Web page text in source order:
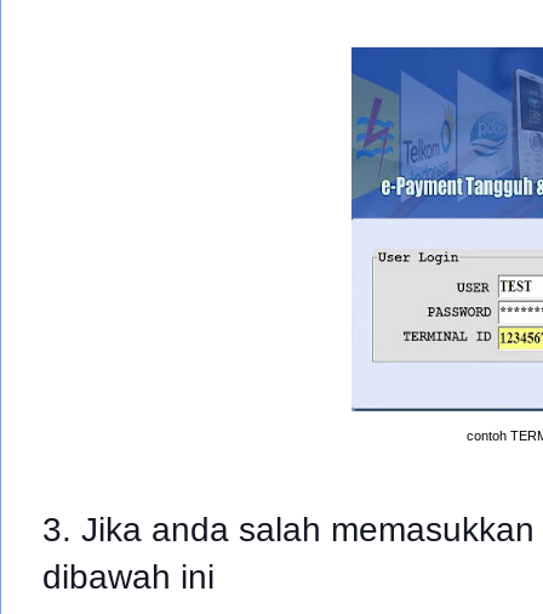
contoh
3. Jika anda salah
dibawah ini